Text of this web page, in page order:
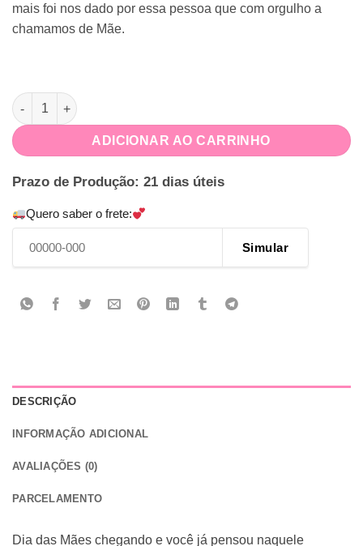
mais foi nos dado por essa pessoa que com orgulho a
chamamos de Mãe.
Caneca Personalizada Dia das Mães quantidade
ADICIONAR AO CARRINHO
Prazo de Produção: 21 dias úteis
Quero saber o frete:
Simular
DESCRIÇÃO
INFORMAÇÃO ADICIONAL
AVALIAÇÕES (0)
PARCELAMENTO
Dia das Mães chegando e você já pensou naquele